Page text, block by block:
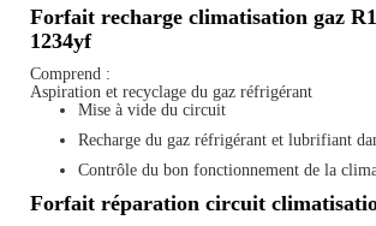
Forfait recharge climatisation gaz
1234yf
Comprend :
Aspiration et recyclage du gaz réfrigérant
Mise à vide du circuit
Recharge du gaz réfrigérant et lubrifiant
Contrôle du bon fonctionnement de la
Forfait réparation circuit